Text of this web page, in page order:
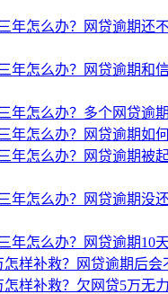
年怎么办？网贷逾期还
年怎么办？网贷逾期和
年怎么办？多个网贷逾期
年怎么办？网贷逾期如何
年怎么办？网贷逾期被
年怎么办？网贷逾期没
年怎么办？网贷逾期10
样补救？网贷逾期后会
样补救？欠网贷5万无